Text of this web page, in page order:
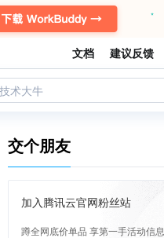
文档 建议反馈
术大牛
交个朋友
加入腾讯云官网粉丝站
蹲全网底价单品 享第一手活动信息